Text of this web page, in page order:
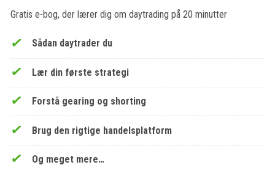
Gratis e-bog, der lærer dig om daytrading på 20 minutter
Sådan daytrader du
Lær din første strategi
Forstå gearing og shorting
Brug den rigtige handelsplatform
Og meget mere…